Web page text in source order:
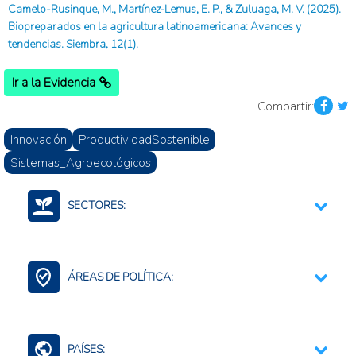
Camelo-Rusinque, M., Martínez-Lemus, E. P., & Zuluaga, M. V. (2025).
Biopreparados en la agricultura latinoamericana: Avances y
tendencias. Siembra, 12(1).
Ir a la Evidencia
Compartir:
Innovación
ProductividadSostenible
Sistemas_Agroecológicos
SECTORES:
Agricultura, silvicultura, y productos de la pesca
Medio ambiente y recursos naturales
ÁREAS DE POLÍTICA:
Ciencia, Tecnología e Innovación
PAÍSES: